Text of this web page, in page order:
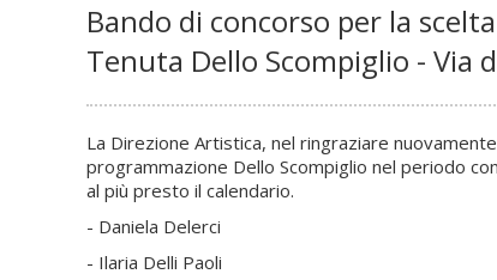
Bando di concorso per la
Tenuta Dello Scompiglio - Via
La Direzione Artistica, nel ringraziare
programmazione Dello Scompiglio nel periodo
al più presto il calendario.
- Daniela Delerci
- Ilaria Delli Paoli